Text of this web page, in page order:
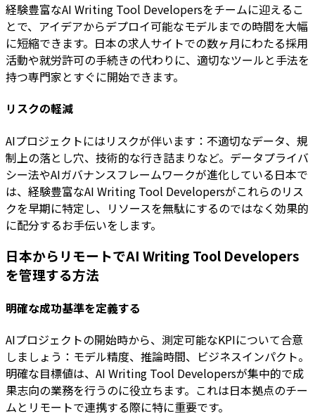
経験豊富なAI Writing Tool Developersをチームに迎えるこ
とで、アイデアからデプロイ可能なモデルまでの時間を大幅
に短縮できます。日本の求人サイトでの数ヶ月にわたる採用
活動や就労許可の手続きの代わりに、適切なツールと手法を
持つ専門家とすぐに開始できます。
リスクの軽減
AIプロジェクトにはリスクが伴います：不適切なデータ、規
制上の落とし穴、技術的な行き詰まりなど。データプライバ
シー法やAIガバナンスフレームワークが進化している日本で
は、経験豊富なAI Writing Tool Developersがこれらのリス
クを早期に特定し、リソースを無駄にするのではなく効果的
に配分するお手伝いをします。
日本からリモートでAI Writing Tool Developers
を管理する方法
明確な成功基準を定義する
AIプロジェクトの開始時から、測定可能なKPIについて合意
しましょう：モデル精度、推論時間、ビジネスインパクト。
明確な目標値は、AI Writing Tool Developersが集中的で成
果志向の業務を行うのに役立ちます。これは日本拠点のチー
ムとリモートで連携する際に特に重要です。